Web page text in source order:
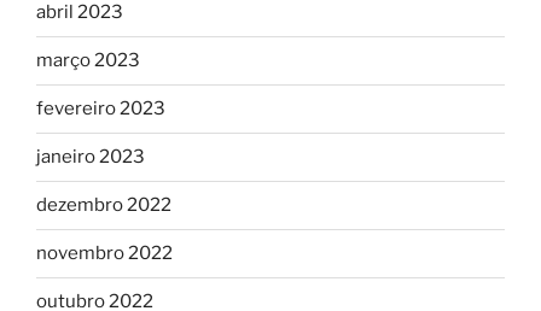
abril 2023
março 2023
fevereiro 2023
janeiro 2023
dezembro 2022
novembro 2022
outubro 2022